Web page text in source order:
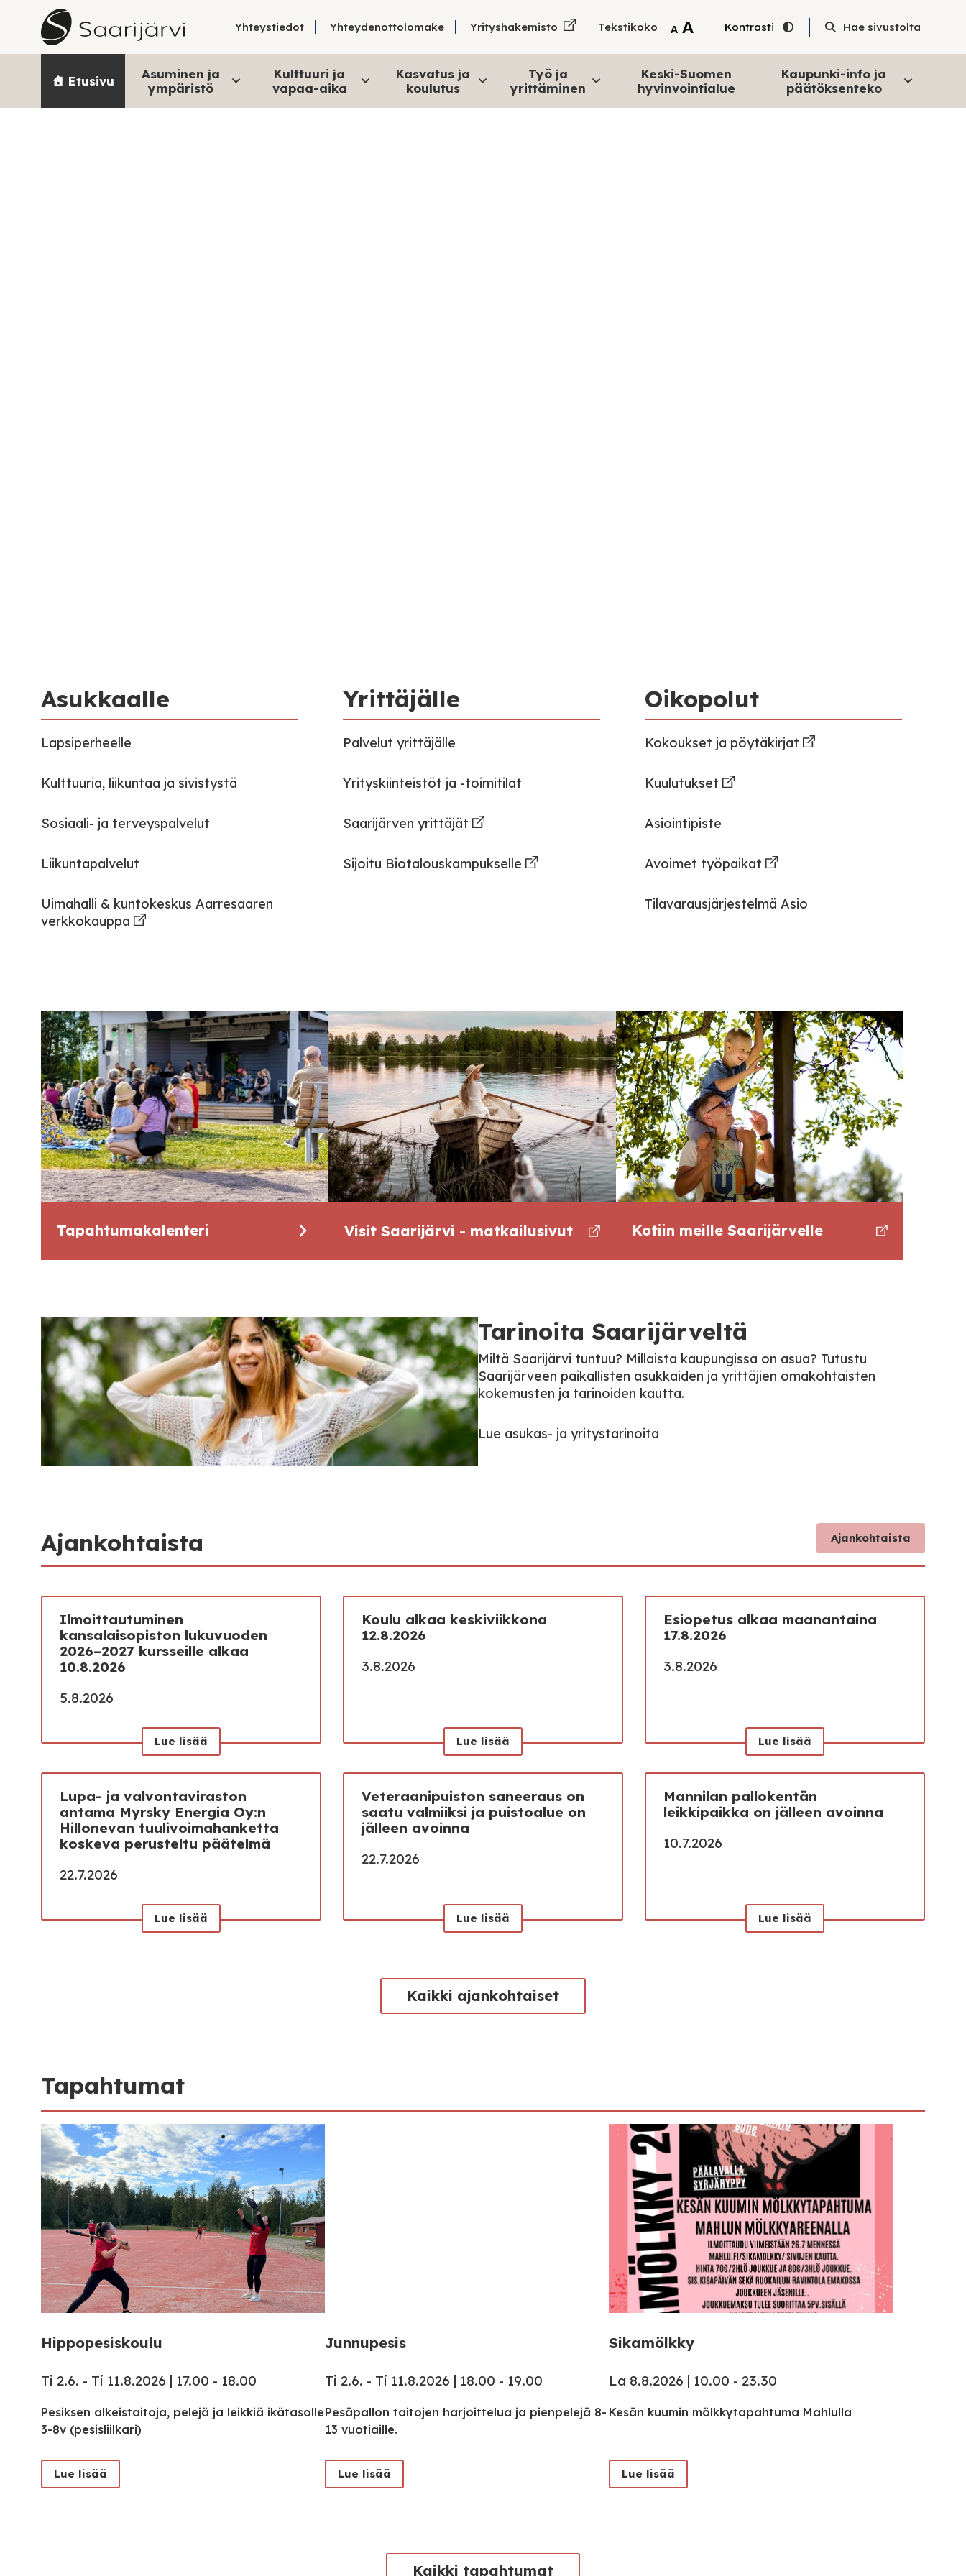
Skip to content
Yhteystiedot Yhteydenottolomake Yrityshakemisto Tekstikoko A Tekstin pienentäminen
A Tekstin suurentaminen
Kontrasti Hae sivustolta
Etusivu
Asuminen ja
ympäristö
Kulttuuri ja
vapaa-aika
Kasvatus ja
koulutus
Työ ja
yrittäminen
Keski-Suomen
hyvinvointialue
Kaupunki-info ja
päätöksenteko
tunnettu järvistään, rantatonteistaan sekä rauhallisesta ja kauniista
ympäristöstään, että joku saattoi jäädä miettimään, tarjoaako se mitään
työpaikkoja ja koulutusta on tarjolla vaikka kuinka. Voiko olla, että tämä
idyllinen pitäjä on samaan aikaan myös korkeakoulukaupunki. Totta se on,
Asukkaalle
Lapsiperheelle
Kulttuuria, liikuntaa ja sivistystä
Sosiaali- ja terveyspalvelut
Liikuntapalvelut
Uimahalli & kuntokeskus Aarresaaren
verkkokauppa
Yrittäjälle
Palvelut yrittäjälle
Yrityskiinteistöt ja -toimitilat
Saarijärven yrittäjät
Sijoitu Biotalouskampukselle
Oikopolut
Kokoukset ja pöytäkirjat
Kuulutukset
Asiointipiste
Avoimet työpaikat
Tilavarausjärjestelmä Asio
Tapahtumakalenteri Visit Saarijärvi - matkailusivut Kotiin meille Saarijärvelle
Tarinoita Saarijärveltä
Miltä Saarijärvi tuntuu? Millaista kaupungissa on asua? Tutustu
Saarijärveen paikallisten asukkaiden ja yrittäjien omakohtaisten
kokemusten ja tarinoiden kautta.
Lue asukas- ja yritystarinoita
Ajankohtaista
Ajankohtaista
Ilmoittautuminen
kansalaisopiston lukuvuoden
2026–2027 kursseille alkaa
10.8.2026
5.8.2026
Lue lisää
Koulu alkaa keskiviikkona
12.8.2026
3.8.2026
Lue lisää
Esiopetus alkaa maanantaina
17.8.2026
3.8.2026
Lue lisää
Lupa- ja valvontaviraston
antama Myrsky Energia Oy:n
Hillonevan tuulivoimahanketta
koskeva perusteltu päätelmä
22.7.2026
Lue lisää
Veteraanipuiston saneeraus on
saatu valmiiksi ja puistoalue on
jälleen avoinna
22.7.2026
Lue lisää
Mannilan pallokentän
leikkipaikka on jälleen avoinna
10.7.2026
Lue lisää
Kaikki ajankohtaiset
Tapahtumat
Hippopesiskoulu
Ti 2.6. - Ti 11.8.2026 | 17.00 - 18.00
Pesiksen alkeistaitoja, pelejä ja leikkiä ikätasolle
3-8v (pesisliilkari)
Lue lisää
Junnupesis
Ti 2.6. - Ti 11.8.2026 | 18.00 - 19.00
Pesäpallon taitojen harjoittelua ja pienpelejä 8-
13 vuotiaille.
Lue lisää
Sikamölkky
La 8.8.2026 | 10.00 - 23.30
Kesän kuumin mölkkytapahtuma Mahlulla
Lue lisää
Kaikki tapahtumat